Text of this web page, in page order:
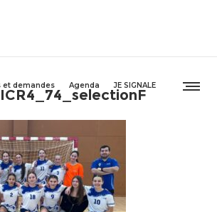
et demandes Agenda JE SIGNALE